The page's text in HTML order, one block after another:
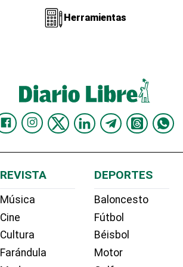
Herramientas
REVISTA
Música
Cine
Cultura
Farándula
DEPORTES
Baloncesto
Fútbol
Béisbol
Motor